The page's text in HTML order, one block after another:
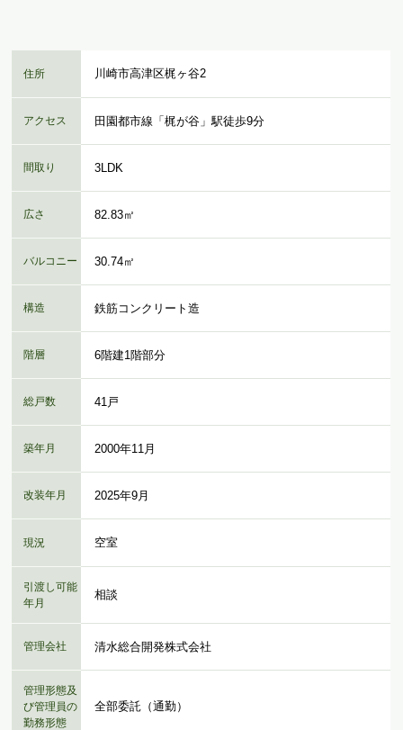
住所 川崎市高津区梶ヶ谷2
アクセス 田園都市線「梶が谷」駅徒歩9分
間取り 3LDK
広さ 82.83㎡
バルコニー 30.74㎡
構造 鉄筋コンクリート造
階層 6階建1階部分
総戸数 41戸
築年月 2000年11月
改装年月 2025年9月
現況 空室
引渡し可能
年月
相談
管理会社 清水総合開発株式会社
管理形態及
び管理員の
勤務形態
全部委託（通勤）